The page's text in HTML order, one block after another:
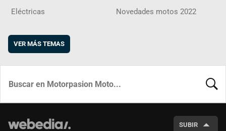
Eléctricas Novedades motos 2022
VER MÁS TEMAS
SUBIR